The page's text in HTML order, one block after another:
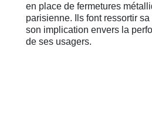
en place de fermetures
parisienne. Ils font ressortir
son implication envers la
de ses usagers.